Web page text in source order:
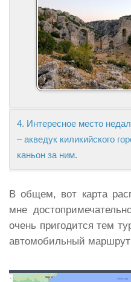
4. Интересное место
– акведук киликийского
каньон за ним.
В общем, вот карта
мне
очень пригодится тем
автомобильный маршрут